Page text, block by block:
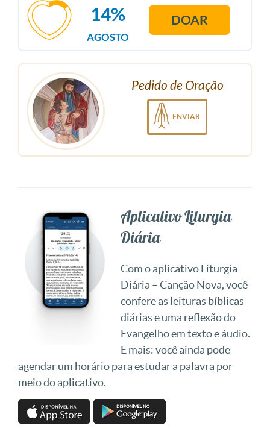
AGOSTO
14% DOAR
Pedido de Oração
ENVIAR
Aplicativo Liturgia
Diária
Com o aplicativo Liturgia
Diária – Canção Nova, você
confere as leituras bíblicas
diárias e uma reflexão do
Evangelho em texto e áudio.
E mais: você ainda pode
agendar um horário para estudar a palavra por
meio do aplicativo.